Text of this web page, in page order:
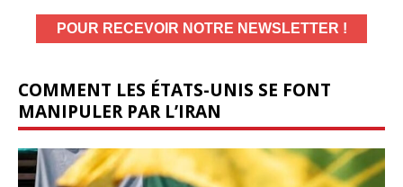
COMMENT LES ÉTATS-UNIS SE FONT
MANIPULER PAR L’IRAN